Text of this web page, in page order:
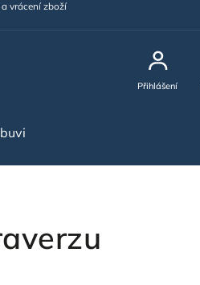
a vrácení zboží
Přihlášení